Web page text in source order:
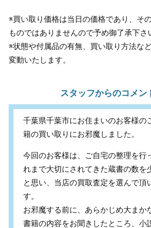
※買い取り価格は当日の価格であり、そ
ものではありませんので予め御了承下さ
※状態や付属品の有無、買い取り方法な
変動いたします。
スタッフからのコメン
千葉県千葉市にお住まいのお客様の
籍の買い取りにお邪魔しました。
今回のお客様は、ご自宅の整理を行
れまで大切にされてきた蔵書の数を
と思い、当店の買取査定を選んで頂
す。
お邪魔する前に、あらかじめ大まか
書籍の内容をお聞きしたところ、小